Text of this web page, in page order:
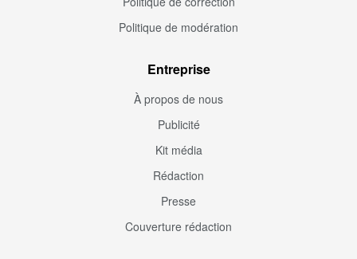
Politique de modération
Entreprise
À propos de nous
Publicité
Kit média
Rédaction
Presse
Couverture rédaction